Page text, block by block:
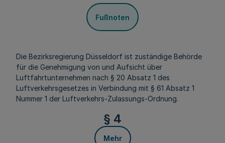
Fußnoten
Die Bezirksregierung Düsseldorf ist zuständige Behörde
für die Genehmigung von und Aufsicht über
Luftfahrtunternehmen nach § 20 Absatz 1 des
Luftverkehrsgesetzes in Verbindung mit § 61 Absatz 1
Nummer 1 der Luftverkehrs-Zulassungs-Ordnung.
§ 4
Mehr